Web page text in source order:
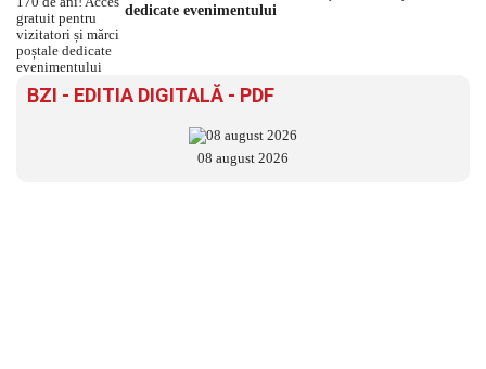
dedicate evenimentului
BZI - EDITIA DIGITALĂ - PDF
08 august 2026